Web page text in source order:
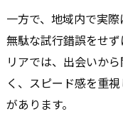
一方で、地域内で実際
無駄な試行錯誤をせ
リアでは、出会いか
く、スピード感を重
があります。